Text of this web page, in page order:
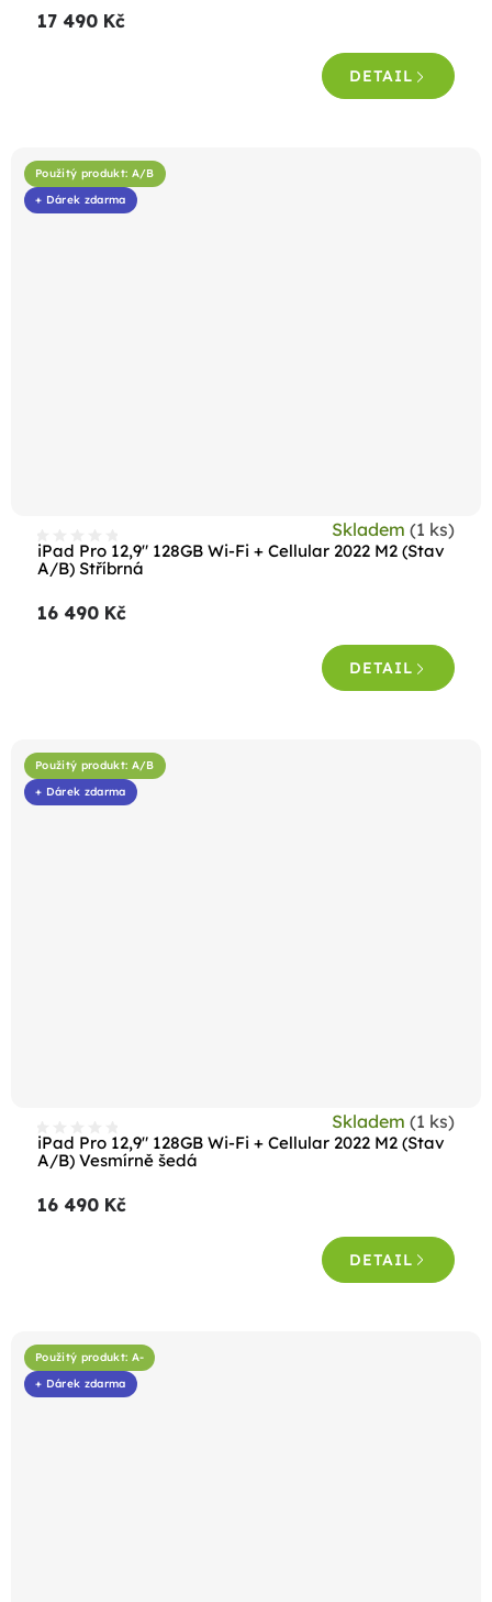
17 490 Kč
DETAIL
Použitý produkt: A/B
+ Dárek zdarma
iPad Pro 12,9" 128GB Wi-Fi + Cellular 2022 M2 (Stav
A/B) Stříbrná
Skladem (1 ks)
16 490 Kč
DETAIL
Použitý produkt: A/B
+ Dárek zdarma
iPad Pro 12,9" 128GB Wi-Fi + Cellular 2022 M2 (Stav
A/B) Vesmírně šedá
Skladem (1 ks)
16 490 Kč
DETAIL
Použitý produkt: A-
+ Dárek zdarma